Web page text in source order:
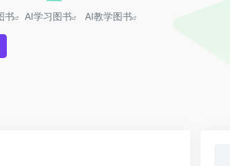
书 AI学习图书 AI教学图书